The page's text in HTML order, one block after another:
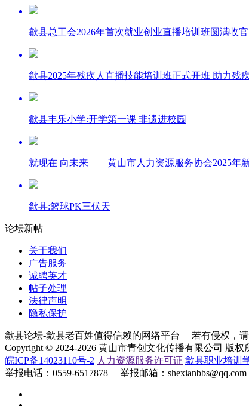
歙县总工会2026年首次就业创业直播培训班圆满收官
歙县2025年残疾人直播技能培训班正式开班 助力残
歙县丰乐小学:开学第一课 非遗进校园
就现在 向未来——黄山市人力资源服务协会2025年
歙县:篮球PK三伏天
论坛新帖
关于我们
广告服务
诚聘英才
帖子处理
法律声明
隐私保护
歙县论坛-歙县老百姓值得信赖的网络平台 若有侵权，请
Copyright © 2024-2026 黄山市青创文化传播有限公司 版
皖ICP备14023110号-2 人力资源服务许可证 歙县职业培训
举报电话：0559-6517878 举报邮箱：